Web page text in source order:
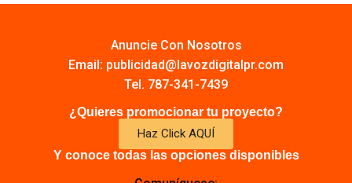
Anuncie Con Nosotros
Email: publicidad@lavozdigitalpr.com
Tel. 787-341-7439
¿Quieres promocionar tu proyecto?
Haz Click AQUÍ
Y conoce todas las opciones disponibles